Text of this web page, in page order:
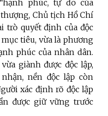
phúc, tự do của
Chủ tịch Hồ Chí
trò quyết định của độc
tiêu, vừa là phương
phúc của nhân dân.
giành được độc lập,
nền độc lập còn
xác định rõ độc lập
được giữ vững trước